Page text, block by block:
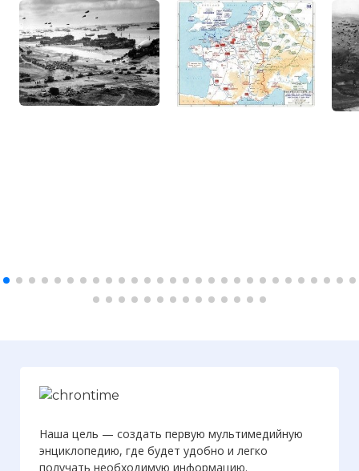
Наша цель — создать первую мультимедийную
энциклопедию, где будет удобно и легко
получать необходимую информацию.